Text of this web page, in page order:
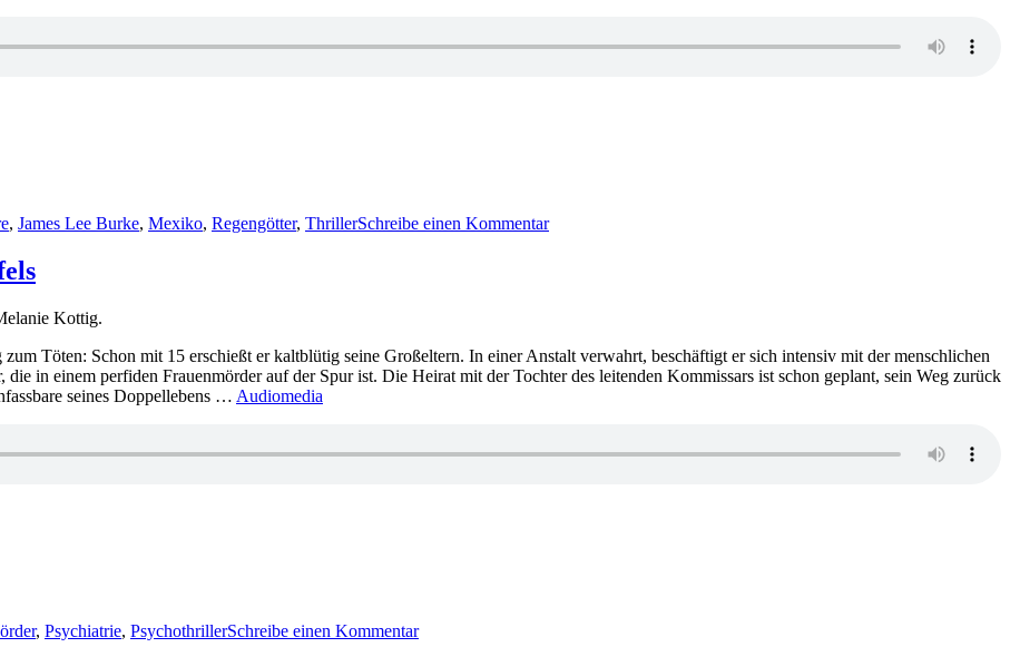
, James Lee Burke, Mexiko, Regengötter, ThrillerSchreibe einen KommentarJames
Kottig.
Töten: Schon mit 15 erschießt er kaltblütig seine Großeltern. In einer Anstalt verwahrt, beschäftigt er sich intensiv mit der menschlichen
in einem perfiden Frauenmörder auf der Spur ist. Die Heirat mit der Tochter des leitenden Kommissars ist schon geplant, sein Weg zurück
seines Doppellebens … Audiomedia
, Psychiatrie, PsychothrillerSchreibe einen KommentarMarc